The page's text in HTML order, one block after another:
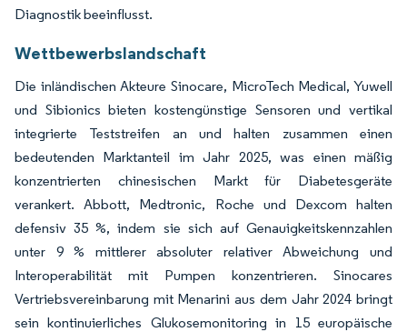
Diagnostik beeinflusst.
Wettbewerbslandschaft
Die inländischen Akteure Sinocare, MicroTech Medical, Yuwell
und Sibionics bieten kostengünstige Sensoren und vertikal
integrierte Teststreifen an und halten zusammen einen
bedeutenden Marktanteil im Jahr 2025, was einen mäßig
konzentrierten chinesischen Markt für Diabetesgeräte
verankert. Abbott, Medtronic, Roche und Dexcom halten
defensiv 35 %, indem sie sich auf Genauigkeitskennzahlen
unter 9 % mittlerer absoluter relativer Abweichung und
Interoperabilität mit Pumpen konzentrieren. Sinocares
Vertriebsvereinbarung mit Menarini aus dem Jahr 2024 bringt
sein kontinuierliches Glukosemonitoring in 15 europäische